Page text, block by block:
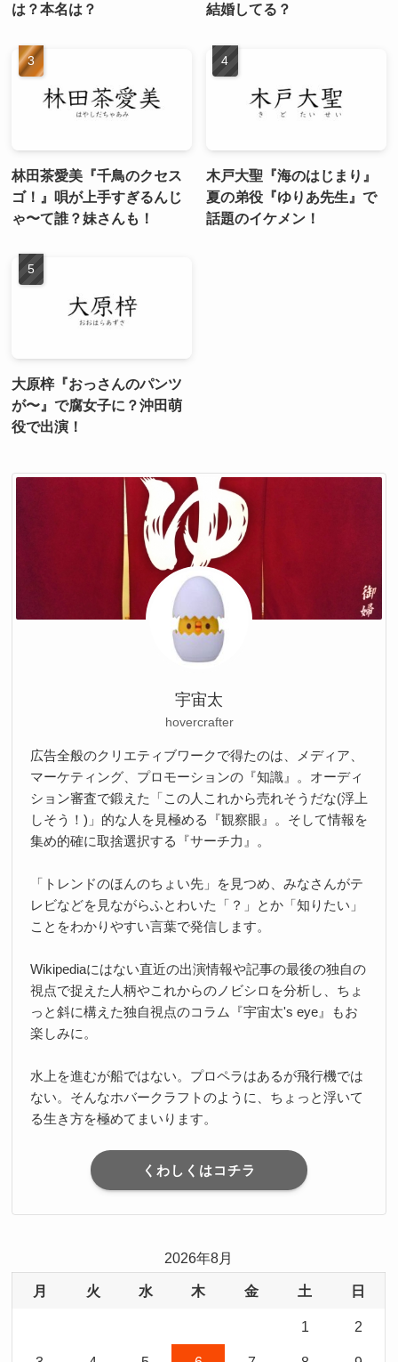
は？本名は？
結婚してる？
林田茶愛美『千鳥のクセス
ゴ！』唄が上手すぎるんじ
ゃ〜て誰？妹さんも！
木戸大聖『海のはじまり』
夏の弟役『ゆりあ先生』で
話題のイケメン！
大原梓『おっさんのパンツ
が〜』で腐女子に？沖田萌
役で出演！
宇宙太
hovercrafter
広告全般のクリエティブワークで得たのは、メディア、
マーケティング、プロモーションの『知識』。オーディ
ション審査で鍛えた「この人これから売れそうだな(浮上
しそう！)」的な人を見極める『観察眼』。そして情報を
集め的確に取捨選択する『サーチ力』。
「トレンドのほんのちょい先」を見つめ、みなさんがテ
レビなどを見ながらふとわいた「？」とか「知りたい」
ことをわかりやすい言葉で発信します。
Wikipediaにはない直近の出演情報や記事の最後の独自の
視点で捉えた人柄やこれからのノビシロを分析し、ちょ
っと斜に構えた独自視点のコラム『宇宙太's eye』もお
楽しみに。
水上を進むが船ではない。プロペラはあるが飛行機では
ない。そんなホバークラフトのように、ちょっと浮いて
る生き方を極めてまいります。
くわしくはコチラ
2026年8月
月 火 水 木 金 土 日
1 2